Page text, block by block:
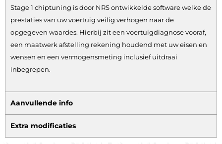
Stage 1 chiptuning is door NRS ontwikkelde software welke de
prestaties van uw voertuig veilig verhogen naar de
opgegeven waardes. Hierbij zit een voertuigdiagnose vooraf,
een maatwerk afstelling rekening houdend met uw eisen en
wensen en een vermogensmeting inclusief uitdraai
inbegrepen.
Aanvullende info
Extra modificaties